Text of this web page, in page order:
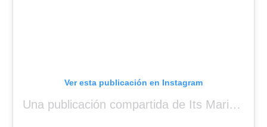
Ver esta publicación en Instagram
Una publicación compartida de Its Mariah Baby (@mariahangeliq)